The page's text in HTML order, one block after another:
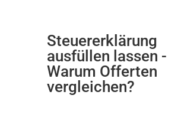
Steuererklärung
ausfüllen lassen -
Warum Offerten
vergleichen?